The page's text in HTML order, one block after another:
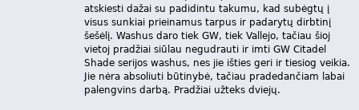
atskiesti dažai su padidintu takumu, kad subėgtų į
visus sunkiai prieinamus tarpus ir padarytų dirbtinį
šešėlį. Washus daro tiek GW, tiek Vallejo, tačiau šioj
vietoj pradžiai siūlau negudrauti ir imti GW Citadel
Shade serijos washus, nes jie išties geri ir tiesiog veikia.
Jie nėra absoliuti būtinybė, tačiau pradedančiam labai
palengvins darbą. Pradžiai užteks dviejų.